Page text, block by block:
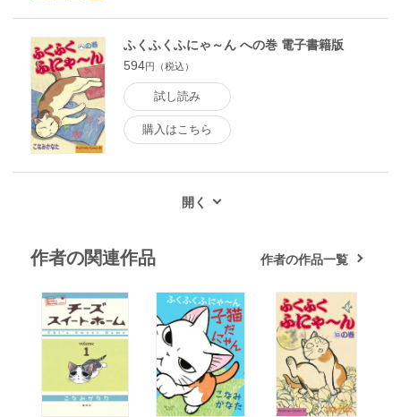
ふくふくふにゃ～ん への巻 電子書籍版
594円（税込）
試し読み
購入はこちら
作者の関連作品 作者の作品一覧